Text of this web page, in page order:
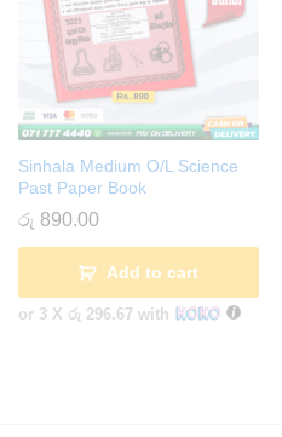
Sinhala Medium O/L Science
Past Paper Book
රු 890.00
Add to cart
or 3 X රු 296.67 with